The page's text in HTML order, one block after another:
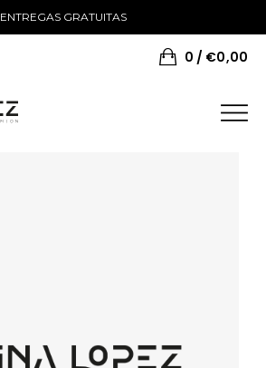
ENTREGAS GRATUITAS
0 €0,00